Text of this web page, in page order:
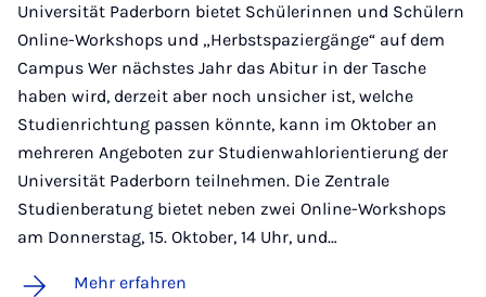
Universität Paderborn bietet Schülerinnen und Schülern
Online-Workshops und „Herbstspaziergänge“ auf dem
Campus Wer nächstes Jahr das Abitur in der Tasche
haben wird, derzeit aber noch unsicher ist, welche
Studienrichtung passen könnte, kann im Oktober an
mehreren Angeboten zur Studienwahlorientierung der
Universität Paderborn teilnehmen. Die Zentrale
Studienberatung bietet neben zwei Online-Workshops
am Donnerstag, 15. Oktober, 14 Uhr, und…
Mehr erfahren